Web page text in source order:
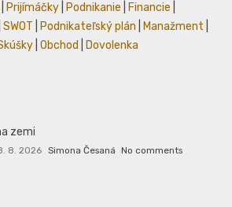
Prijímáčky Podnikanie Financie
SWOT Podnikateľský plán Manažment
Obchod Dovolenka
zemi
8. 2026 Simona Česaná No comments